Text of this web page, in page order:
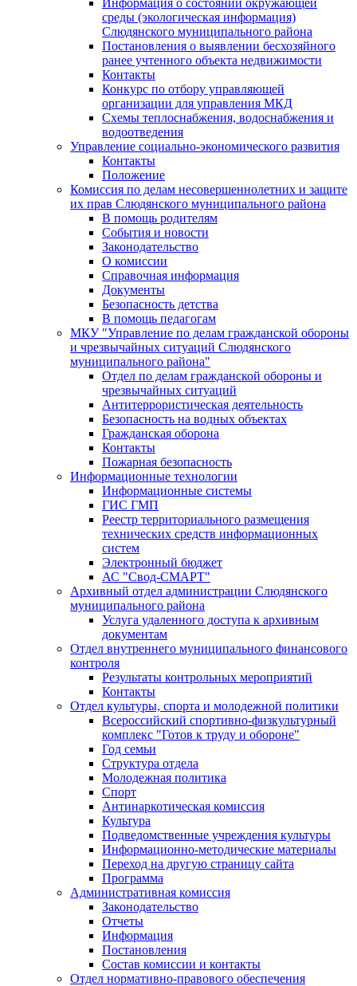
Информация о состоянии окружающей
среды (экологическая информация)
Слюдянского муниципального района
Постановления о выявлении бесхозяйного
ранее учтенного объекта недвижимости
Контакты
Конкурс по отбору управляющей
организации для управления МКД
Схемы теплоснабжения, водоснабжения и
водоотведения
Управление социально-экономического развития
Контакты
Положение
Комиссия по делам несовершеннолетних и защите
их прав Слюдянского муниципального района
В помощь родителям
События и новости
Законодательство
О комиссии
Справочная информация
Документы
Безопасность детства
В помощь педагогам
МКУ "Управление по делам гражданской обороны
и чрезвычайных ситуаций Слюдянского
муниципального района"
Отдел по делам гражданской обороны и
чрезвычайных ситуаций
Антитеррористическая деятельность
Безопасность на водных объектах
Гражданская оборона
Контакты
Пожарная безопасность
Информационные технологии
Информационные системы
ГИС ГМП
Реестр территориального размещения
технических средств информационных
систем
Электронный бюджет
АС "Свод-СМАРТ"
Архивный отдел администрации Слюдянского
муниципального района
Услуга удаленного доступа к архивным
документам
Отдел внутреннего муниципального финансового
контроля
Результаты контрольных мероприятий
Контакты
Отдел культуры, спорта и молодежной политики
Всероссийский спортивно-физкультурный
комплекс "Готов к труду и обороне"
Год семьи
Структура отдела
Молодежная политика
Спорт
Антинаркотическая комиссия
Культура
Подведомственные учреждения культуры
Информационно-методические материалы
Переход на другую страницу сайта
Программа
Административная комиссия
Законодательство
Отчеты
Информация
Постановления
Состав комиссии и контакты
Отдел нормативно-правового обеспечения